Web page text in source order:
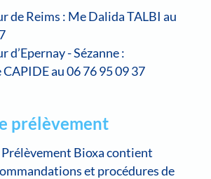
de Reims : Me Dalida TALBI au
d’Epernay - Sézanne :
au 06 76 95 09 37
prélèvement
Prélèvement Bioxa contient
et procédures de